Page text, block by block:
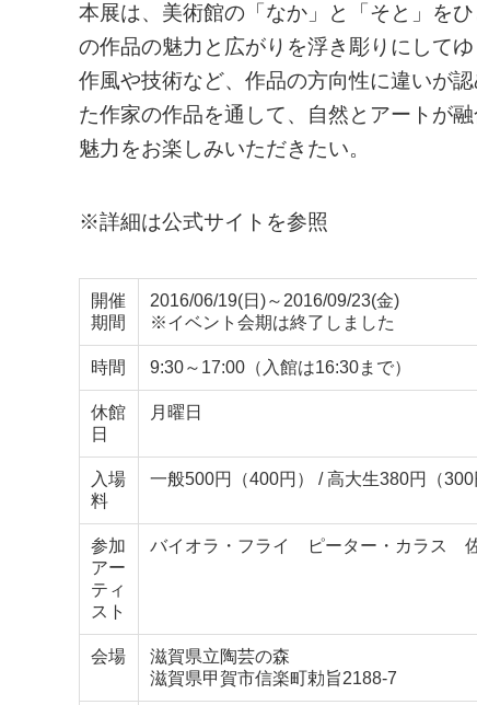
本展は、美術館の「なか」と「そと」を
の作品の魅力と広がりを浮き彫りにして
作風や技術など、作品の方向性に違いが
た作家の作品を通して、自然とアートが
魅力をお楽しみいただきたい。
※詳細は公式サイトを参照
開催
期間
2016/06/19(日)～2016/09/23(金)
※イベント会期は終了しました
時間 9:30～17:00（入館は16:30まで）
休館
日
月曜日
入場
料
一般500円（400円） / 高大生380円（
参加
アー
ティ
スト
バイオラ・フライ ピーター・カラス
会場
滋賀県立陶芸の森
滋賀県甲賀市信楽町勅旨2188-7